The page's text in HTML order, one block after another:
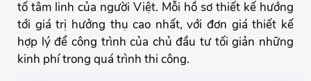
tố tâm linh của người Việt. Mỗi hồ sơ thiết kế hướng
tới giá trị hưởng thụ cao nhất, với đơn giá thiết kế
hợp lý để công trình của chủ đầu tư tối giản những
kinh phí trong quá trình thi công.